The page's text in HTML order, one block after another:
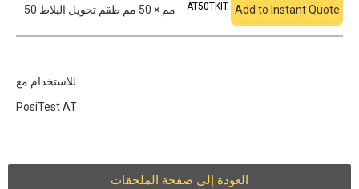
50 مم × 50 مم طقم تحويل البلاط AT50TKIT Add to Instant Quote
للاستخدام مع
PosiTestAT
العودة إلى صفحة الملحقات